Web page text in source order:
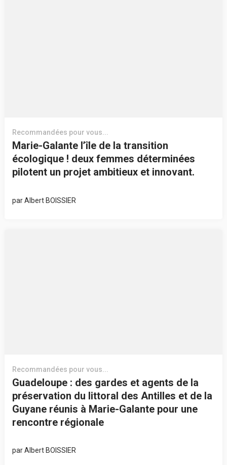
Recommandées pour vous...
Marie-Galante l’île de la transition
écologique ! deux femmes déterminées
pilotent un projet ambitieux et innovant.
parAlbert BOISSIER
Recommandées pour vous...
Guadeloupe : des gardes et agents de la
préservation du littoral des Antilles et de la
Guyane réunis à Marie-Galante pour une
rencontre régionale
parAlbert BOISSIER